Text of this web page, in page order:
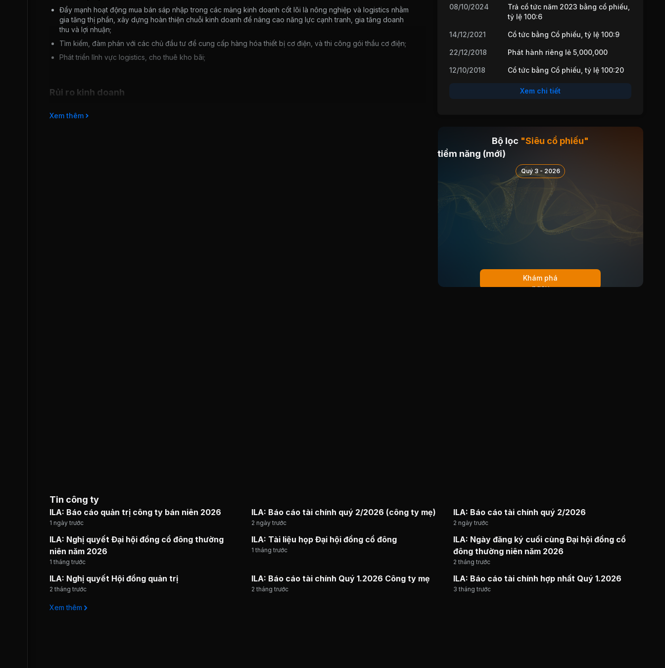
Đẩy mạnh hoạt động mua bán sáp nhập trong các mảng kinh doanh cốt lõi là nông nghiệp và logistics nhằm
gia tăng thị phần, xây dựng hoàn thiện chuỗi kinh doanh để nâng cao năng lực cạnh tranh, gia tăng doanh
thu và lợi nhuận;
Tìm kiếm, đàm phán với các chủ đầu tư để cung cấp hàng hóa thiết bị cơ điện, và thi công gói thầu cơ điện;
Phát triển lĩnh vực logistics, cho thuê kho bãi;
Rủi ro kinh doanh
thương mại phải chịu rủi ro về thất thoát tài sản, giảm chất lượng hàng tồn kho, thay đổi đột ngột của xu hướng,
Xem thêm
08/10/2024
Trả cổ tức năm 2023 bằng cổ phiếu,
tỷ lệ 100:6
14/12/2021 Cổ tức bằng Cổ phiếu, tỷ lệ 100:9
22/12/2018 Phát hành riêng lẻ 5,000,000
12/10/2018 Cổ tức bằng Cổ phiếu, tỷ lệ 100:20
Xem chi tiết
Bộ lọc "Siêu cổ phiếu"
tiềm năng (mới)
Quý 3 - 2026
Khám phá
ngay
Tin công ty
ILA: Báo cáo quản trị công ty bán niên 2026
1 ngày trước
ILA: Báo cáo tài chính quý 2/2026 (công ty mẹ)
2 ngày trước
ILA: Báo cáo tài chính quý 2/2026
2 ngày trước
ILA: Nghị quyết Đại hội đồng cổ đông thường
niên năm 2026
1 tháng trước
ILA: Tài liệu họp Đại hội đồng cổ đông
1 tháng trước
ILA: Ngày đăng ký cuối cùng Đại hội đồng cổ
đông thường niên năm 2026
2 tháng trước
ILA: Nghị quyết Hội đồng quản trị
2 tháng trước
ILA: Báo cáo tài chính Quý 1.2026 Công ty mẹ
2 tháng trước
ILA: Báo cáo tài chính hợp nhất Quý 1.2026
3 tháng trước
Xem thêm